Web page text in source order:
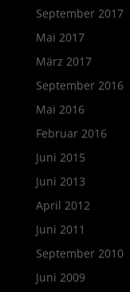
September 2017
Mai 2017
März 2017
September 2016
Mai 2016
Februar 2016
Juni 2015
Juni 2013
April 2012
Juni 2011
September 2010
Juni 2009